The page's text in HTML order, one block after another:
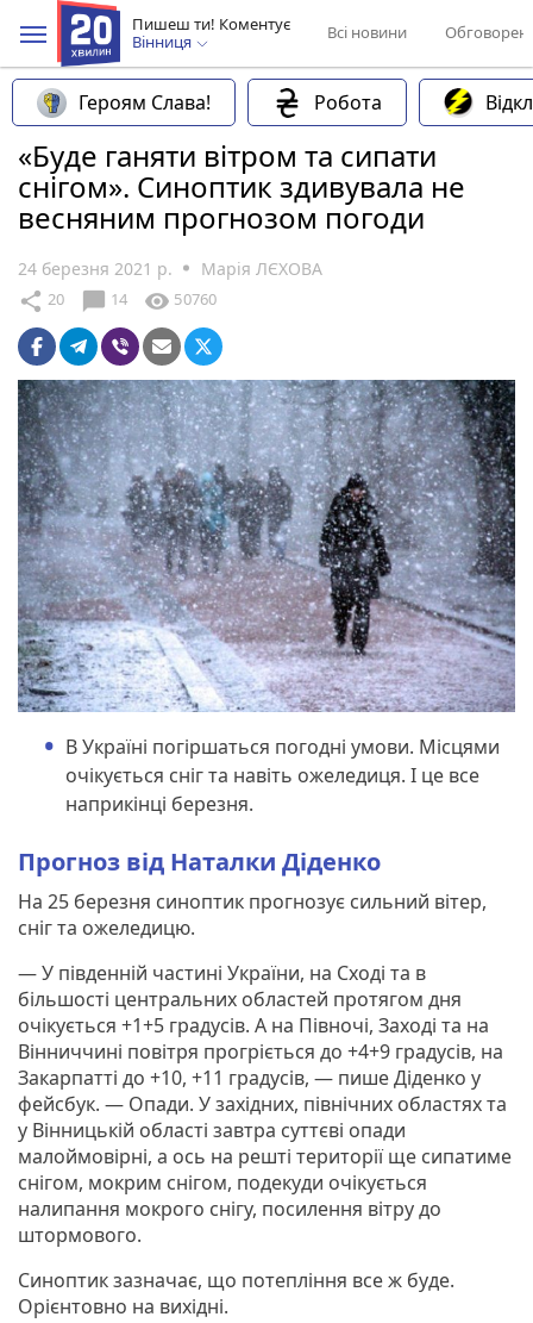
Пишеш ти! Коментує
Вінниця
Всі новини
Героям Слава! Робота
«Буде ганяти вітром та сипати
снігом». Синоптик здивувала не
весняним прогнозом погоди
24 березня 2021 р. Марія ЛЄХОВА
share 20 chat_bubble 14 visibility 50760
В Україні погіршаться погодні умови. Місцями
очікується сніг та навіть ожеледиця. І це все
наприкінці березня.
Прогноз від Наталки Діденко
На 25 березня синоптик прогнозує сильний вітер,
сніг та ожеледицю.
— У південній частині України, на Сході та в
більшості центральних областей протягом дня
очікується +1+5 градусів. А на Півночі, Заході та на
Вінниччині повітря прогріється до +4+9 градусів, на
Закарпатті до +10, +11 градусів, — пише Діденко у
фейсбук. — Опади. У західних, північних областях та
у Вінницькій області завтра суттєві опади
малоймовірні, а ось на решті території ще сипатиме
снігом, мокрим снігом, подекуди очікується
налипання мокрого снігу, посилення вітру до
штормового.
Синоптик зазначає, що потепління все ж буде.
Орієнтовно на вихідні.